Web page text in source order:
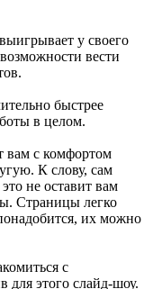
у своего
вести
быстрее
в целом.
вам с комфортом
К слову, сам
не оставит вам
Страницы легко
их можно
с
для этого слайд-шоу.